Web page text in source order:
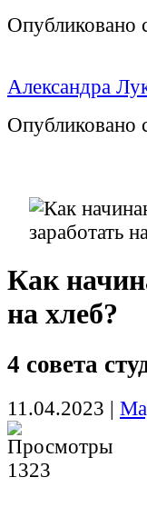
Опубликовано
Александра
Опубликовано
Как
на хлеб?
4 совета
11.04.2023 |
1323